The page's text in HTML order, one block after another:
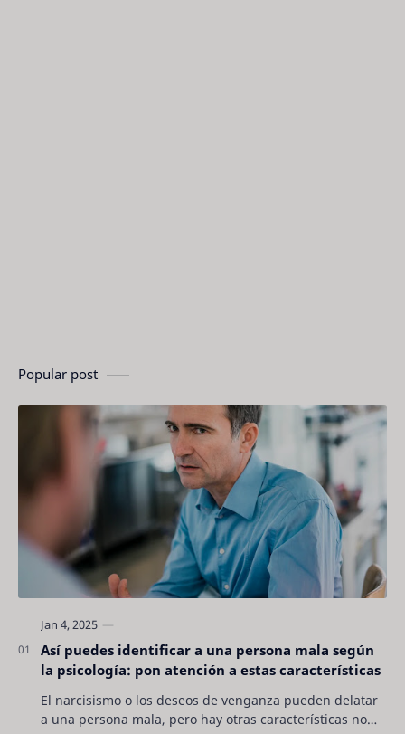
Popular post
Así puedes identificar a una persona mala según
la psicología: pon atención a estas características
El narcisismo o los deseos de venganza pueden delatar
a una persona mala, pero hay otras características no